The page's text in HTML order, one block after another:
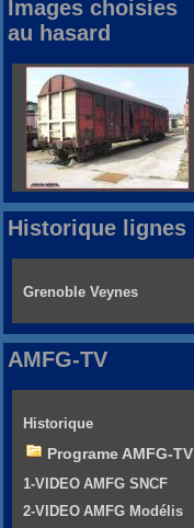
Images choisies
au hasard
Historique lignes
Grenoble Veynes
AMFG-TV
Historique
Programe AMFG-TV
1-VIDEO AMFG SNCF
2-VIDEO AMFG Modélis